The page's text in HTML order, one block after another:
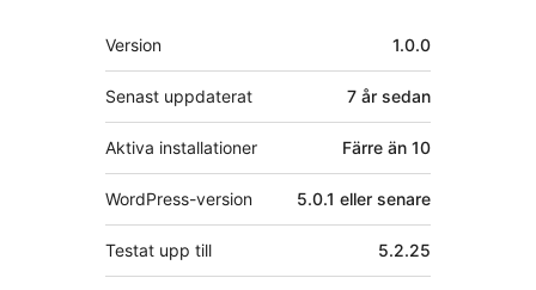
Meta
Version 1.0.0
Senast uppdaterat 7 år sedan
Aktiva installationer Färre än 10
WordPress-version 5.0.1 eller senare
Testat upp till 5.2.25